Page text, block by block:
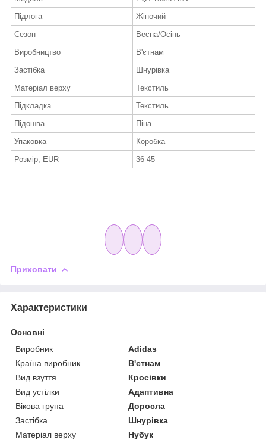
Підлога
Жіночий
Сезон
Весна/Осінь
Виробництво
В'єтнам
Застібка
Шнурівка
Матеріал верху
Текстиль
Підкладка
Текстиль
Підошва
Піна
Упаковка
Коробка
Розмір, EUR
36-45
Приховати
Характеристики
Основні
Виробник
Adidas
Країна виробник
В'єтнам
Вид взуття
Кросівки
Вид устілки
Адаптивна
Вікова група
Доросла
Застібка
Шнурівка
Матеріал верху
Нубук